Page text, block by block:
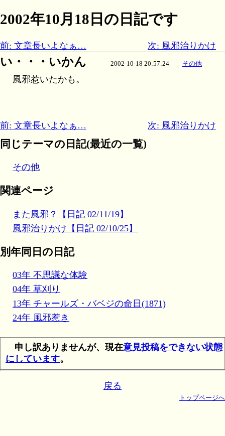
2002年10月18日の日記です
前: 文章長いよなぁ… 次: 風邪治りかけ
い・・・いかん 2002-10-18 20:57:24 その他
風邪惹いたかも。
前: 文章長いよなぁ… 次: 風邪治りかけ
同じテーマの日記(最近の一覧)
その他
関連ページ
また風邪？【日記 02/11/19】
風邪治りかけ【日記 02/10/25】
別年同日の日記
03年 不思議な体験
04年 草刈り
13年 チャールズ・バベジの命日(1871)
24年 風邪惹き
申し訳ありませんが、現在意見投稿をできない状態
にしています。
戻る
トップページへ